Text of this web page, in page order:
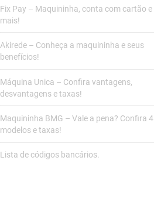
Fix Pay – Maquininha, conta com cartão e
mais!
Akirede – Conheça a maquininha e seus
benefícios!
Máquina Unica – Confira vantagens,
desvantagens e taxas!
Maquininha BMG – Vale a pena? Confira 4
modelos e taxas!
Lista de códigos bancários.